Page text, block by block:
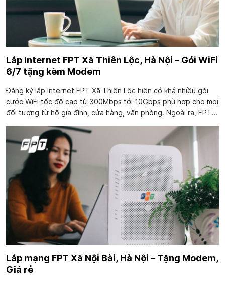
Lắp Internet FPT Xã Thiên Lộc, Hà Nội – Gói WiFi
6/7 tặng kèm Modem
Đăng ký lắp Internet FPT Xã Thiên Lộc hiện có khá nhiều gói
cước WiFi tốc độ cao từ 300Mbps tới 10Gbps phù hợp cho mọi
đối tượng từ hộ gia đình, cửa hàng, văn phòng. Ngoài ra, FPT
tặng kèm 01...
Lắp mạng FPT Xã Nội Bài, Hà Nội – Tặng Modem,
Giá rẻ